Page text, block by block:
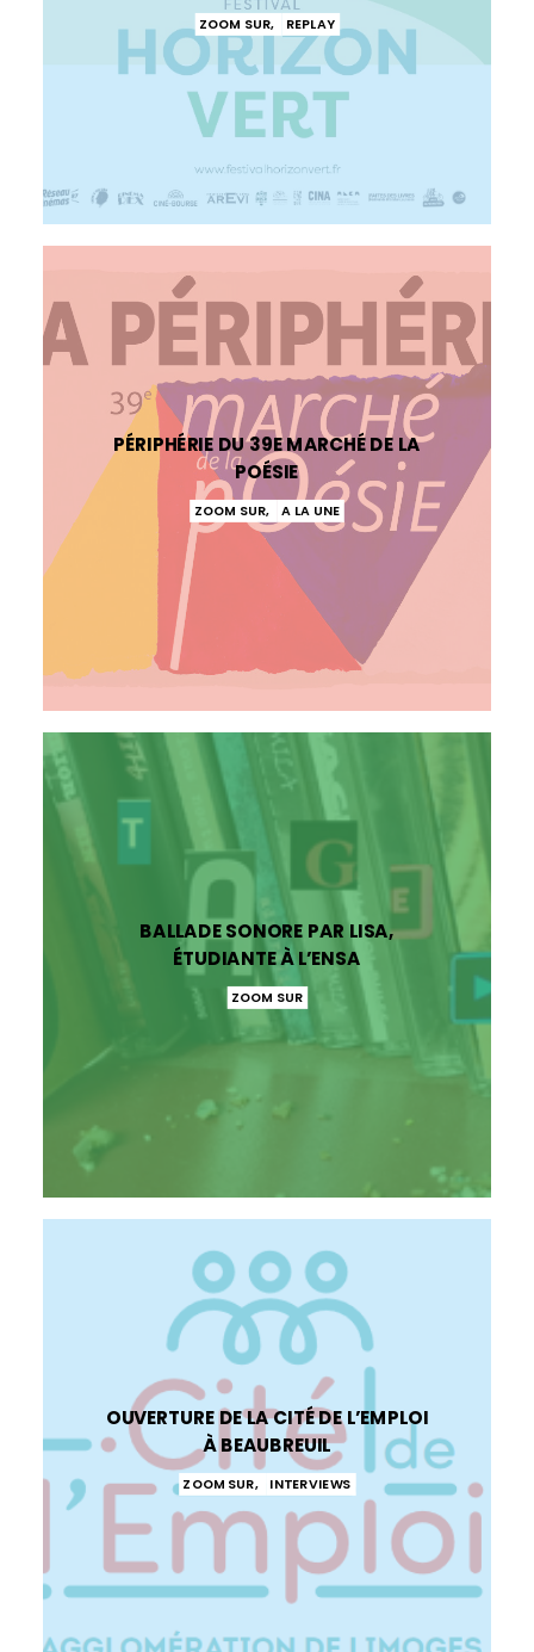
ZOOM SUR, REPLAY
PÉRIPHÉRIE DU 39E MARCHÉ DE LA
POÉSIE
ZOOM SUR, A LA UNE
BALLADE SONORE PAR LISA,
ÉTUDIANTE À L’ENSA
ZOOM SUR
OUVERTURE DE LA CITÉ DE L’EMPLOI
À BEAUBREUIL
ZOOM SUR, INTERVIEWS